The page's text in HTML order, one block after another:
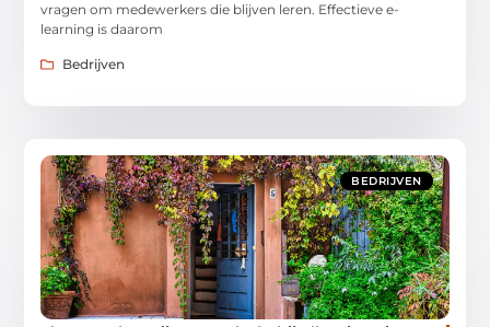
vragen om medewerkers die blijven leren. Effectieve e-
learning is daarom
Bedrijven
BEDRIJVEN